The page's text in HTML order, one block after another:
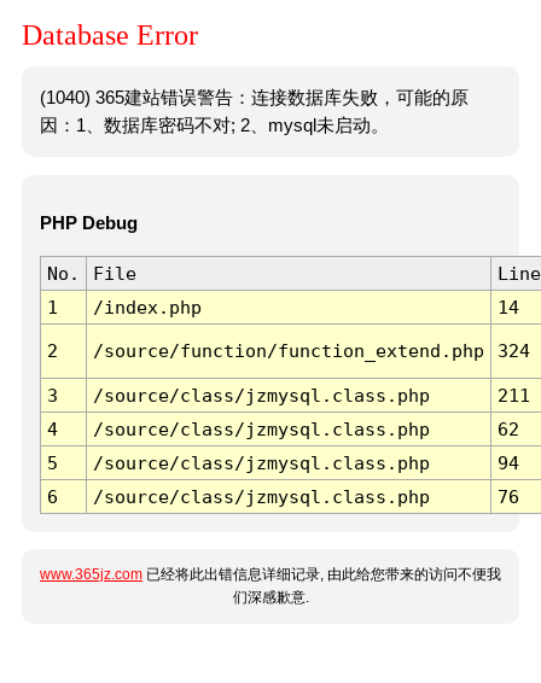
Database Error
(1040) 365建站错误警告：连接数据库失败，可能的原
因：1、数据库密码不对; 2、mysql未启动。
PHP Debug
No. File
Line
1
/index.php 14
2 /source/function/function_extend.php 324
3 /source/class/jzmysql.class.php
211
4
/source/class/jzmysql.class.php
62
5
/source/class/jzmysql.class.php
94
6
/source/class/jzmysql.class.php 76
www.365jz.com 已经将此出错信息详细记录, 由此给您带来的访问不便我
们深感歉意.